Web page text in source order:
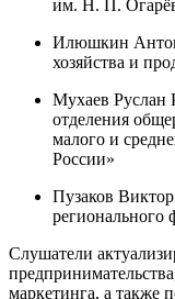
им. Н. П.
Илюшкин Антон
хозяйства и
Мухаев Руслан
отделения
малого и
России»
Пузаков
регионального
Слушатели
маркетинга, а также